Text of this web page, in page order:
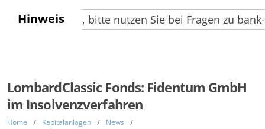
Hinweis
Besucher, bitte nutzen Sie bei Fragen zu bank-
LombardClassic Fonds: Fidentum GmbH
im Insolvenzverfahren
Home / Kapitalanlagen / News /